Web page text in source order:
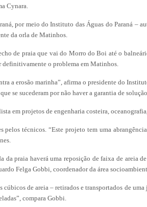
Cynara.
por meio do Instituto das Águas do Paraná –
da orla de Matinhos.
de praia que vai do Morro do Boi até o
definitivamente o problema em Matinhos.
a erosão marinha”, afirma o presidente do
se sucederam por não haver a garantia de
em projetos de engenharia costeira,
técnicos. “Este projeto tem uma
praia haverá uma reposição de faixa de areia
Felga Gobbi, coordenador da área
de areia – retirados e transportados de
compara Gobbi.